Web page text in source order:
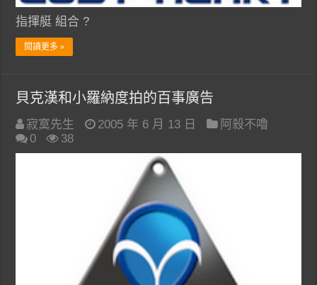
指揮艇 組合 ?
閱讀更多 »
貝克漢和小羅納度拍的百事廣告
寂寞先生 2005 年 6 月 13 日
阿殺不嚕
0
38